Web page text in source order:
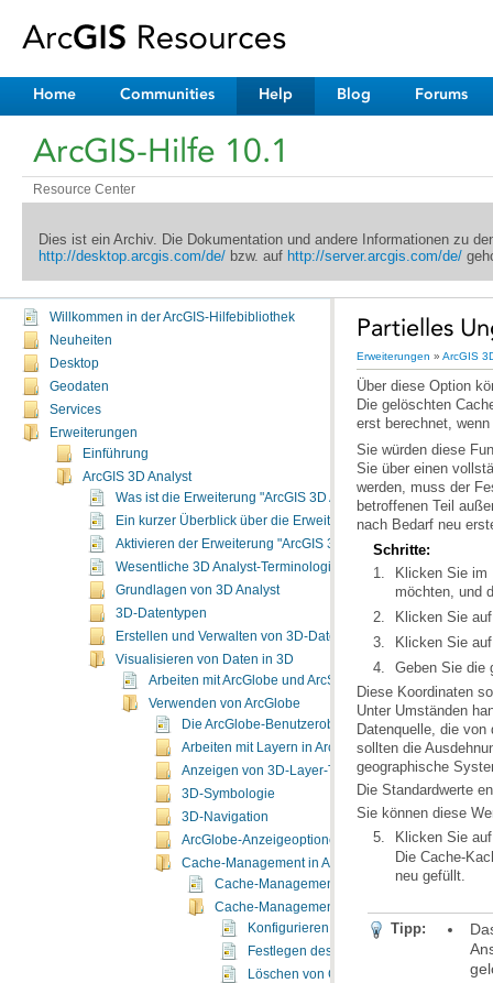
Home Communities Help Blog Forums
ArcGIS-Hilfe 10.1
Resource Center
Dies ist ein Archiv. Die Dokumentation und andere Informationen zu
http://desktop.arcgis.com/de/bzw. auf http://server.arcgis.com/de/
Willkommen in der ArcGIS-Hilfebibliothek
Neuheiten
Desktop
Geodaten
Services
Erweiterungen
Einführung
ArcGIS 3D Analyst
Was ist die Erweiterung "ArcGIS 3D Analyst"?
Ein kurzer Überblick über die Erweiterung "ArcGIS 3D Analyst"
Aktivieren der Erweiterung "ArcGIS 3D Analyst"
Wesentliche 3D Analyst-Terminologie
Grundlagen von 3D Analyst
3D-Datentypen
Erstellen und Verwalten von 3D-Daten
Visualisieren von Daten in 3D
Arbeiten mit ArcGlobe und ArcScene
Verwenden von ArcGlobe
Die ArcGlobe-Benutzeroberfläche
Arbeiten mit Layern in ArcGlobe
Anzeigen von 3D-Layer-Typen
3D-Symbologie
3D-Navigation
ArcGlobe-Anzeigeoptionen
Cache-Management in ArcGlobe
Cache-Management in ArcGlobe
Cache-Management-Konfigurationsoptionen
Konfigurieren eines Speicher-Caches
Festlegen des Standardspeicherortes
Löschen von Caches zum Freigeben
Partielles
Erweiterungen » ArcGIS
erst berechnet,
nach Bedarf neu
Schritte:
möchten, und
Klicken Sie
Klicken Sie
Geben Sie die
geographische
Die Standardwerte
Sie können diese
Klicken Sie auf
neu gefüllt.
Tipp: